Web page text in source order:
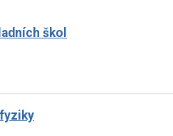
škol